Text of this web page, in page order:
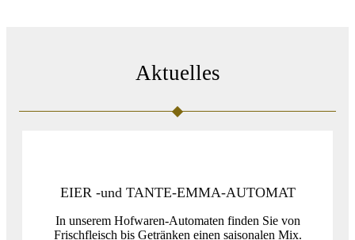
Aktuelles
EIER -und TANTE-EMMA-AUTOMAT
In unserem Hofwaren-Automaten finden Sie von
Frischfleisch bis Getränken einen saisonalen Mix.